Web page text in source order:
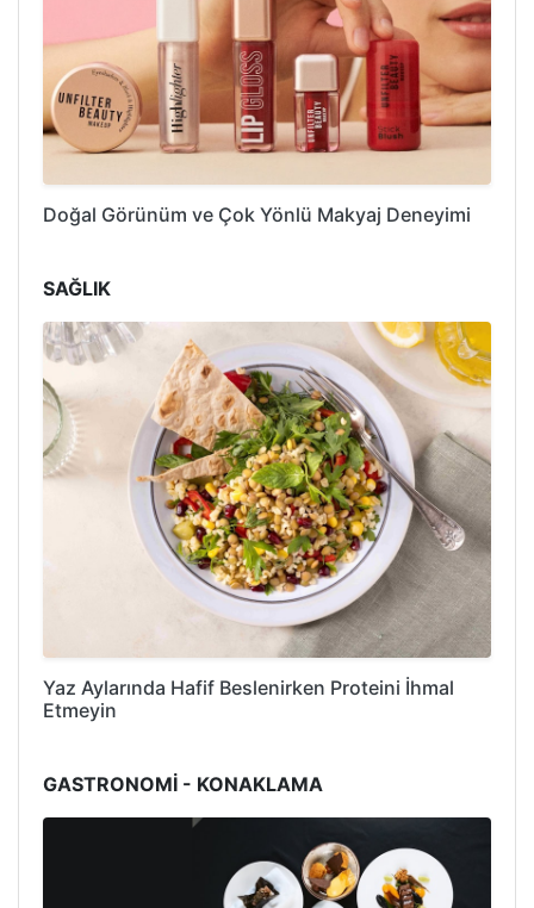
Doğal Görünüm ve Çok Yönlü Makyaj Deneyimi
SAĞLIK
Yaz Aylarında Hafif Beslenirken Proteini İhmal
Etmeyin
GASTRONOMİ - KONAKLAMA